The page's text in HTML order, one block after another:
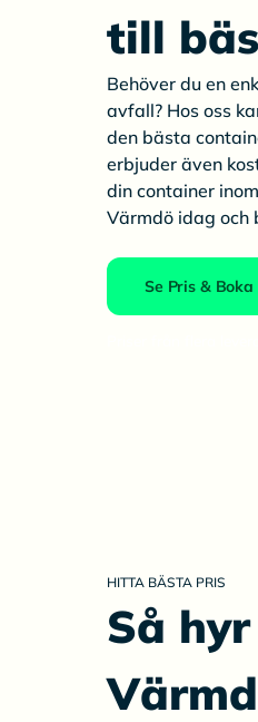
till
Behöver du en
avfall? Hos oss
den bästa
erbjuder även
din container
Värmdö idag och
Se Pris & Boka
HITTA BÄSTA PRIS
Så